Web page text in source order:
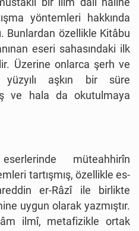
yöntemleri hakkında
Bunlardan özellikle Kitâbu
eseri sahasındaki ilk
Üzerine onlarca şerh ve
yüzyılı aşkın bir süre
ve hala da okutulmaya
müteahhirîn
tartışmış, özellikle es-
er-Râzî ile birlikte
uygun olarak yazmıştır.
ilmî, metafizikle ortak